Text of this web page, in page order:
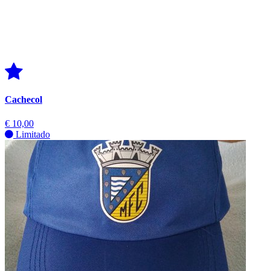
Cachecol
€ 10,00
Limitado